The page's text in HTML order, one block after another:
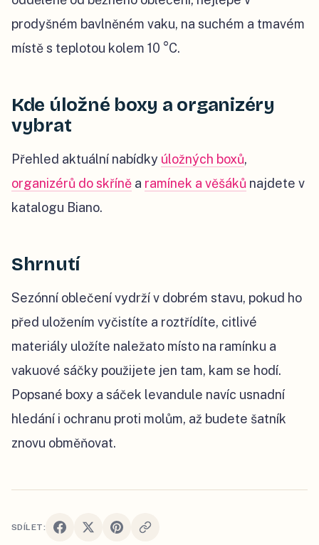
prodyšném bavlněném vaku, na suchém a tmavém
místě s teplotou kolem 10 °C.
Kde úložné boxy a organizéry
vybrat
Přehled aktuální nabídky úložných boxů,
organizérů do skříně a ramínek a věšáků najdete v
katalogu Biano.
Shrnutí
Sezónní oblečení vydrží v dobrém stavu, pokud ho
před uložením vyčistíte a roztřídíte, citlivé
materiály uložíte naležato místo na ramínku a
vakuové sáčky použijete jen tam, kam se hodí.
Popsané boxy a sáček levandule navíc usnadní
hledání i ochranu proti molům, až budete šatník
znovu obměňovat.
SDÍLET: